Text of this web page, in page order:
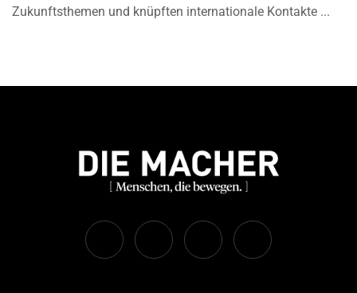
Zukunftsthemen und knüpften internationale Kontakte